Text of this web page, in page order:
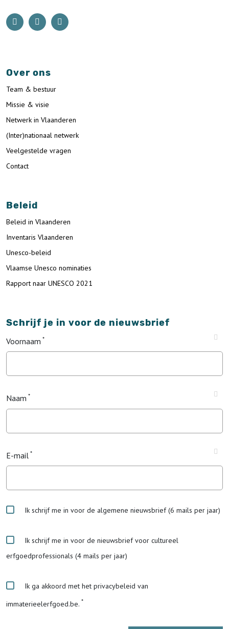
Over ons
Team & bestuur
Missie & visie
Netwerk in Vlaanderen
(Inter)nationaal netwerk
Veelgestelde vragen
Contact
Beleid
Beleid in Vlaanderen
Inventaris Vlaanderen
Unesco-beleid
Vlaamse Unesco nominaties
Rapport naar UNESCO 2021
Schrijf je in voor de nieuwsbrief
Voornaam
Naam
E-mail
Ik schrijf me in voor de algemene nieuwsbrief (6 mails per jaar)
Ik schrijf me in voor de nieuwsbrief voor cultureel
erfgoedprofessionals (4 mails per jaar)
Ik ga akkoord met het privacybeleid van
immaterieelerfgoed.be.